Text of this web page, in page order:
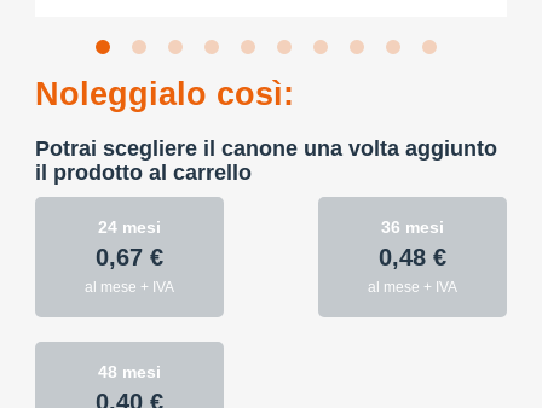
Noleggialo così:
Potrai scegliere il canone una volta aggiunto
il prodotto al carrello
24 mesi
0,67 €
al mese + IVA
36 mesi
0,48 €
al mese + IVA
48 mesi
0,40 €